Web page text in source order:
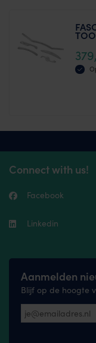
Connect with us!
Facebook
Linkedin
Aanmelden
Blijf op de hoogte